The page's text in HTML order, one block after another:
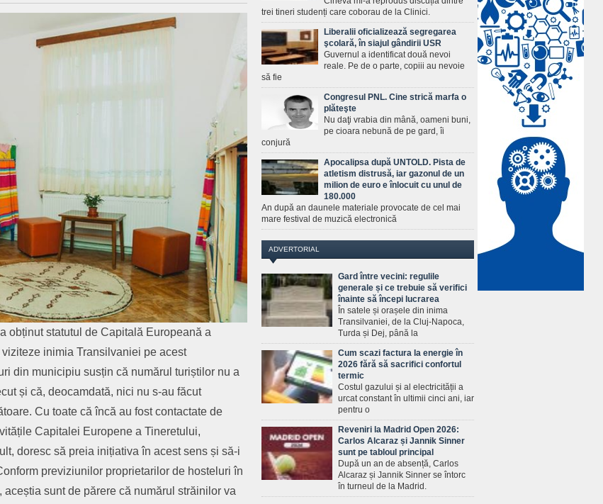
obținut statutul de Capitală Europeană a
inimia Transilvaniei pe acest
din municipiu susțin că numărul turiștilor nu a
și că, deocamdată, nici nu s-au făcut
Cu toate că încă au fost contactate de
Capitalei Europene a Tineretului,
doresc să preia inițiativa în acest sens și să-i
previziunilor proprietarilor de hosteluri în
sunt de părere că numărul străinilor va
trei tineri studenți care coborau de la Clinici.
Liberalii oficializează segregarea
şcolară, în siajul gândirii USR
Guvernul a identificat două nevoi
reale. Pe de o parte, copiii au nevoie
să fie
Congresul PNL. Cine strică marfa o
plăteşte
Nu daţi vrabia din mână, oameni buni,
pe cioara nebună de pe gard, îi
conjură
Apocalipsa după UNTOLD. Pista de
atletism distrusă, iar gazonul de un
milion de euro e înlocuit cu unul de
180.000
An după an daunele materiale provocate de cel mai
mare festival de muzică electronică
ADVERTORIAL
Gard între vecini: regulile
generale și ce trebuie să verifici
înainte să începi lucrarea
În satele și orașele din inima
Transilvaniei, de la Cluj-Napoca,
Turda și Dej, până la
Cum scazi factura la energie în
2026 fără să sacrifici confortul
termic
Costul gazului și al electricității a
urcat constant în ultimii cinci ani, iar
pentru o
Reveniri la Madrid Open 2026:
Carlos Alcaraz și Jannik Sinner
sunt pe tabloul principal
După un an de absență, Carlos
Alcaraz și Jannik Sinner se întorc
în turneul de la Madrid.